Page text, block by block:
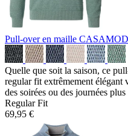
Pull-over en maille
Quelle que soit la saison, ce
regular fit extrêmement élégant
des soirées ou des journées
Regular Fit
69,95 €